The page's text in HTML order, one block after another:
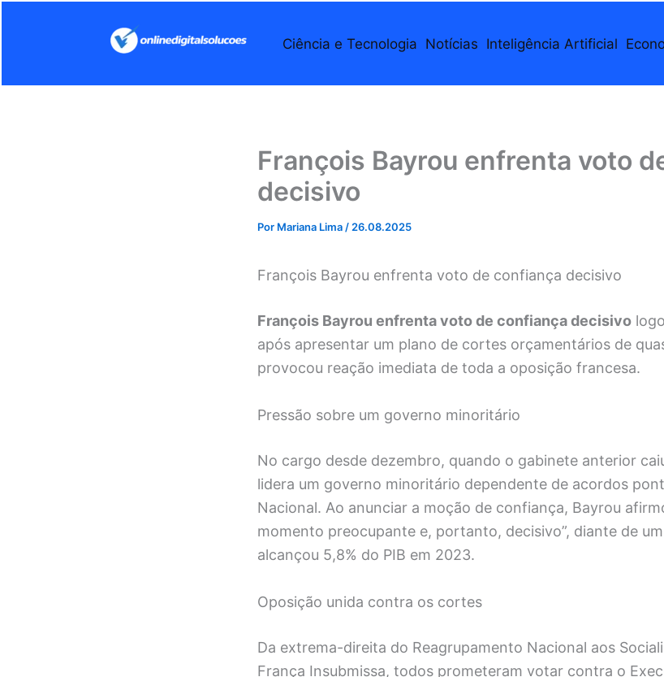
conteúdo
Ciência e Tecnologia Notícias Inteligência Artificial
François Bayrou enfrenta voto
decisivo
Por Mariana Lima / 26.08.2025
François Bayrou enfrenta voto de confiança decisivo
François Bayrou enfrenta voto de confiança decisivo
após apresentar um plano de cortes orçamentários de
provocou reação imediata de toda a oposição francesa.
Pressão sobre um governo minoritário
No cargo desde dezembro, quando o gabinete anterior
lidera um governo minoritário dependente de acordos
Nacional. Ao anunciar a moção de confiança, Bayrou
momento preocupante e, portanto, decisivo”, diante de
alcançou 5,8% do PIB em 2023.
Oposição unida contra os cortes
Da extrema-direita do Reagrupamento Nacional aos
França Insubmissa, todos prometeram votar contra o